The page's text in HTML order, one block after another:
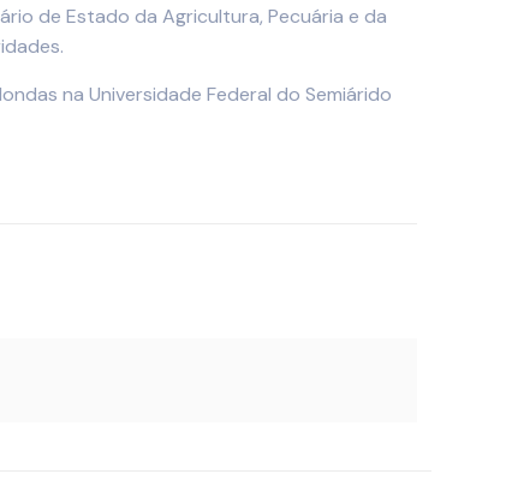
de Estado da Agricultura, Pecuária e da
na Universidade Federal do Semiárido